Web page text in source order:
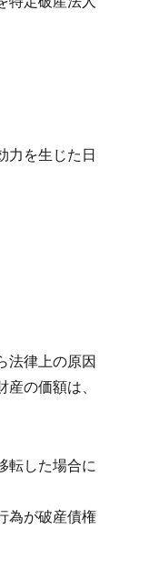
力を生じた日
法律上の原因
の価額は、
転した場合に
為が破産債権